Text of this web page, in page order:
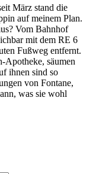
März stand die
auf meinem Plan.
Vom Bahnhof
mit dem RE 6
Fußweg entfernt.
Apotheke, säumen
ihnen sind so
von Fontane,
was sie wohl